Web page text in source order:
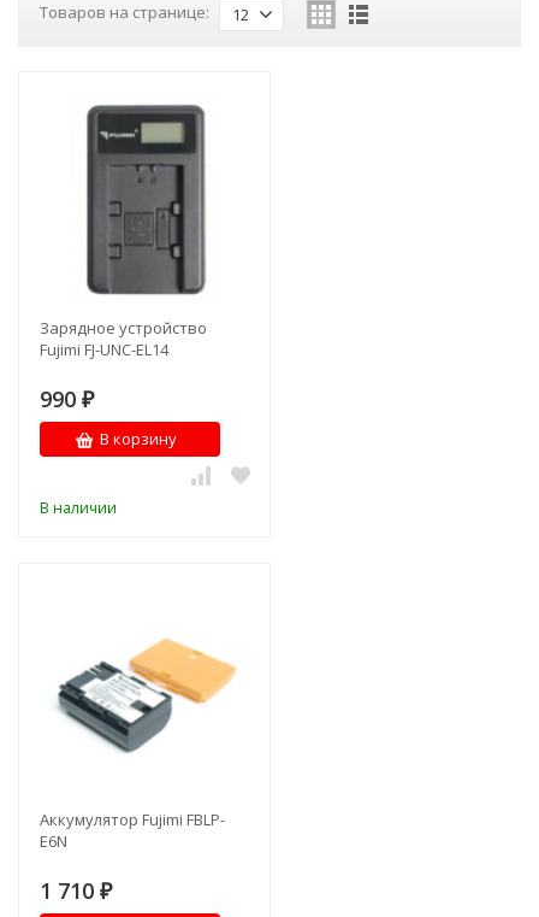
Товаров на странице: 12
Зарядное устройство
Fujimi FJ-UNC-EL14
990 ₽
В корзину
В наличии
Аккумулятор Fujimi FBLP-
E6N
1 710 ₽